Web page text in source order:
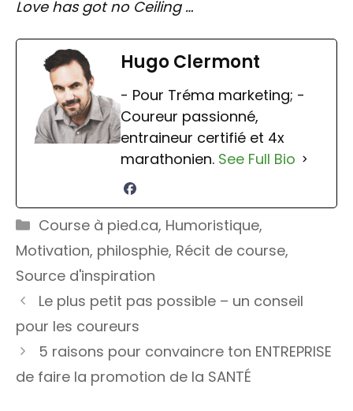
Love has got no Ceiling …
Hugo Clermont
- Pour Tréma marketing; -
Coureur passionné,
entraineur certifié et 4x
marathonien. See Full Bio
Catégories
Course à pied.ca, Humoristique,
Motivation, philosphie, Récit de course,
Source d'inspiration
Le plus petit pas possible – un conseil
pour les coureurs
5 raisons pour convaincre ton ENTREPRISE
de faire la promotion de la SANTÉ